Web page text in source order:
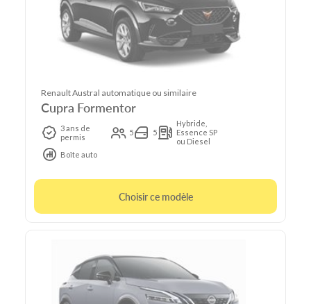
Renault Austral automatique ou similaire
Cupra Formentor
3 ans de
permis
5 5
Hybride,
Essence SP
ou Diesel
Boîte auto
Choisir ce modèle